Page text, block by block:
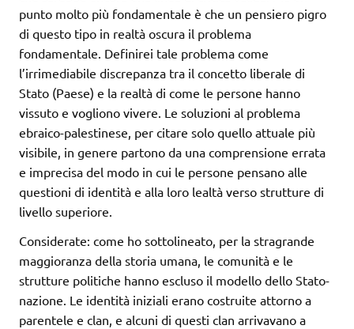
punto molto più fondamentale è che un pensiero pigro
di questo tipo in realtà oscura il problema
fondamentale. Definirei tale problema come
l’irrimediabile discrepanza tra il concetto liberale di
Stato (Paese) e la realtà di come le persone hanno
vissuto e vogliono vivere. Le soluzioni al problema
ebraico-palestinese, per citare solo quello attuale più
visibile, in genere partono da una comprensione errata
e imprecisa del modo in cui le persone pensano alle
questioni di identità e alla loro lealtà verso strutture di
livello superiore.
Considerate: come ho sottolineato, per la stragrande
maggioranza della storia umana, le comunità e le
strutture politiche hanno escluso il modello dello Stato-
nazione. Le identità iniziali erano costruite attorno a
parentele e clan, e alcuni di questi clan arrivavano a